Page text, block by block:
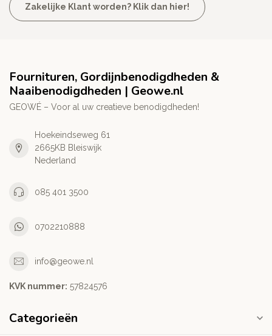
Zakelijke Klant worden? Klik dan hier!
Fournituren, Gordijnbenodigdheden &
Naaibenodigdheden | Geowe.nl
GEOWÉ – Voor al uw creatieve benodigdheden!
Hoekeindseweg 61
2665KB Bleiswijk
Nederland
085 401 3500
0702210888
info@geowe.nl
KVK nummer: ‭57824576‬
Categorieën